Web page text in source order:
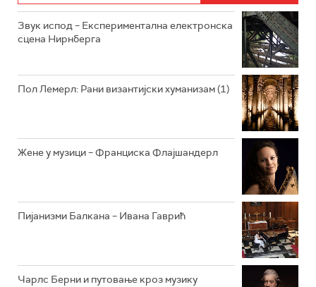
Звук испод – Експериментална електронска
сцена Нирнберга
Пол Лемерл: Рани византијски хуманизам (1)
Жене у музици – Франциска Флајшандерл
Пијанизми Балкана – Ивана Гаврић
Чарлс Берни и путовање кроз музику